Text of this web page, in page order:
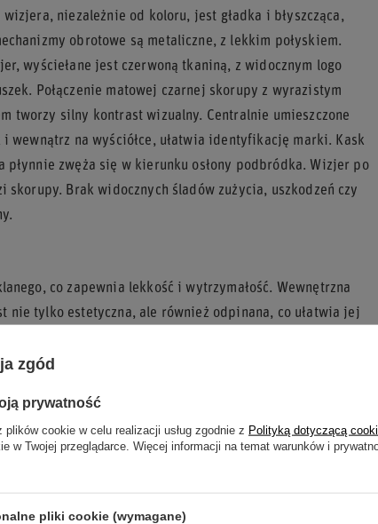
niezależnie od koloru, jest gładka i błyszcząca,
obrotowe są metaliczne, z lekkim połyskiem.
wyściełane jest czerwoną tkaniną, z widocznym logo
Połączenie matowej czarnej skorupy z wyrazistym
tworzy silny kontrast wizualny. Centralnie umieszczone
wewnątrz na wyściółce, ułatwia identyfikację marki. Kask
zwęża się w kierunku osłony podbródka. Wizjer po
Brak widocznych śladów zużycia, uszkodzeń czy
co zapewnia lekkość i wytrzymałość. Wewnętrzna
nie tylko estetyczna, ale również odpinana, co ułatwia jej
zgód
prywatność
cookie w celu realizacji usług zgodnie z Polityką dotyczącą
w Twojej przeglądarce. Więcej informacji na temat warunków i
pliki cookie (wymagane)